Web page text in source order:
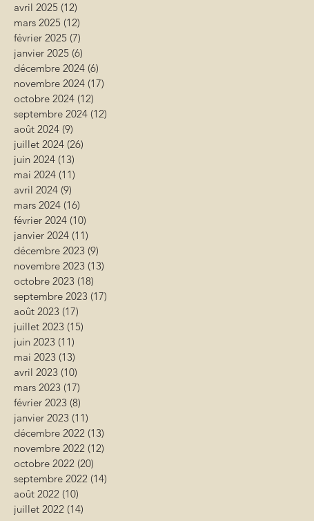
avril 2025 (12)
mars 2025 (12)
février 2025 (7)
janvier 2025 (6)
décembre 2024 (6)
novembre 2024 (17)
octobre 2024 (12)
septembre 2024 (12)
août 2024 (9)
juillet 2024 (26)
juin 2024 (13)
mai 2024 (11)
avril 2024 (9)
mars 2024 (16)
février 2024 (10)
janvier 2024 (11)
décembre 2023 (9)
novembre 2023 (13)
octobre 2023 (18)
septembre 2023 (17)
août 2023 (17)
juillet 2023 (15)
juin 2023 (11)
mai 2023 (13)
avril 2023 (10)
mars 2023 (17)
février 2023 (8)
janvier 2023 (11)
décembre 2022 (13)
novembre 2022 (12)
octobre 2022 (20)
septembre 2022 (14)
août 2022 (10)
juillet 2022 (14)